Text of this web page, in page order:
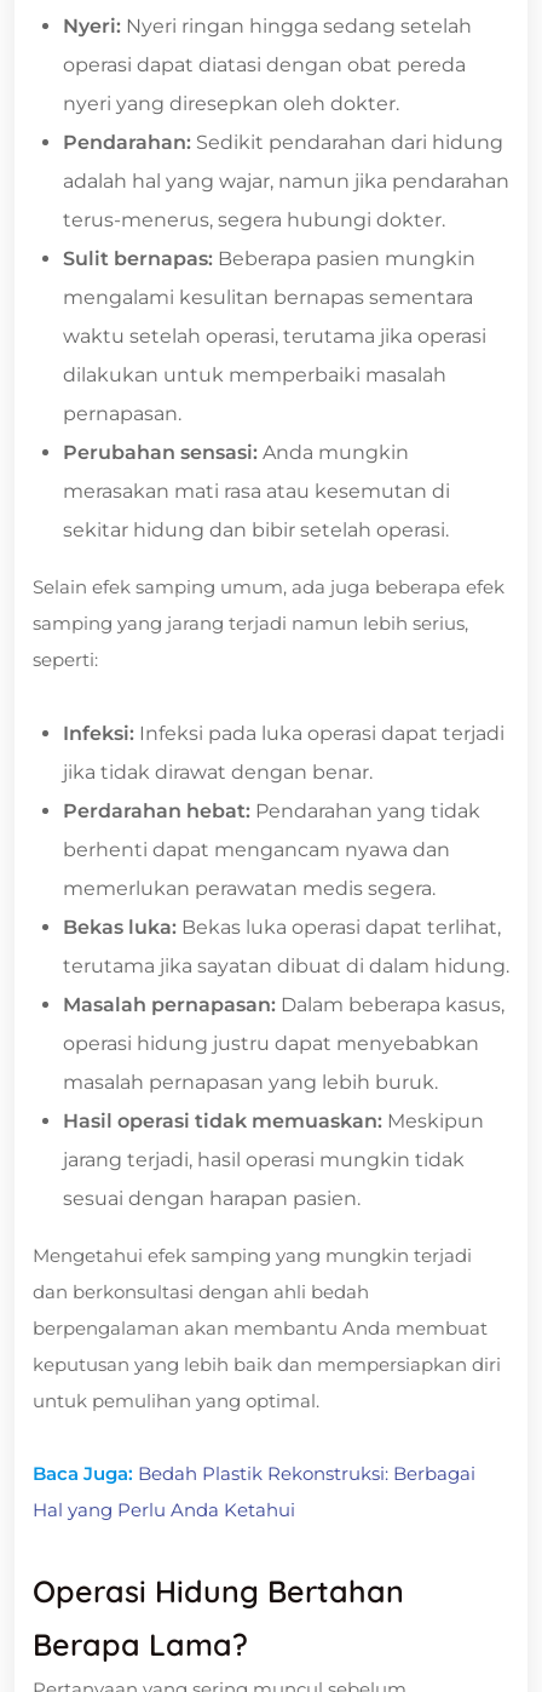
Nyeri: Nyeri ringan hingga sedang setelah
operasi dapat diatasi dengan obat pereda
nyeri yang diresepkan oleh dokter.
Pendarahan: Sedikit pendarahan dari hidung
adalah hal yang wajar, namun jika pendarahan
terus-menerus, segera hubungi dokter.
Sulit bernapas: Beberapa pasien mungkin
mengalami kesulitan bernapas sementara
waktu setelah operasi, terutama jika operasi
dilakukan untuk memperbaiki masalah
pernapasan.
Perubahan sensasi: Anda mungkin
merasakan mati rasa atau kesemutan di
sekitar hidung dan bibir setelah operasi.
Selain efek samping umum, ada juga beberapa efek
samping yang jarang terjadi namun lebih serius,
seperti:
Infeksi: Infeksi pada luka operasi dapat terjadi
jika tidak dirawat dengan benar.
Perdarahan hebat: Pendarahan yang tidak
berhenti dapat mengancam nyawa dan
memerlukan perawatan medis segera.
Bekas luka: Bekas luka operasi dapat terlihat,
terutama jika sayatan dibuat di dalam hidung.
Masalah pernapasan: Dalam beberapa kasus,
operasi hidung justru dapat menyebabkan
masalah pernapasan yang lebih buruk.
Hasil operasi tidak memuaskan: Meskipun
jarang terjadi, hasil operasi mungkin tidak
sesuai dengan harapan pasien.
Mengetahui efek samping yang mungkin terjadi
dan berkonsultasi dengan ahli bedah
berpengalaman akan membantu Anda membuat
keputusan yang lebih baik dan mempersiapkan diri
untuk pemulihan yang optimal.
Baca Juga: Bedah Plastik Rekonstruksi: Berbagai
Hal yang Perlu Anda Ketahui
Operasi Hidung Bertahan
Berapa Lama?